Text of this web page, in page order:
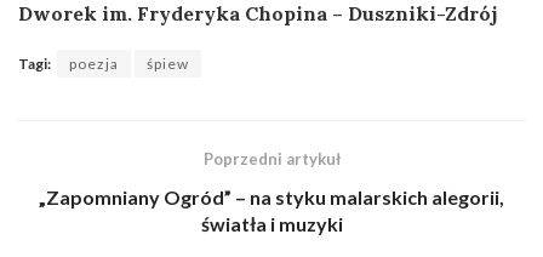
Dworek im. Fryderyka Chopina – Duszniki-Zdrój
Tagi: poezja śpiew
Poprzedni artykuł
„Zapomniany Ogród” – na styku malarskich alegorii,
światła i muzyki